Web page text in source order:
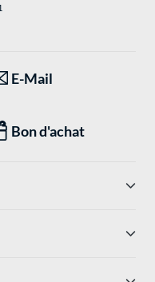
E-Mail
Bon d'achat